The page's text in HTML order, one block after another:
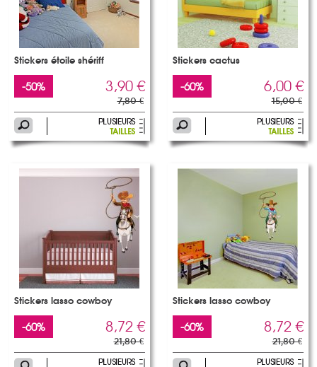
Stickers étoile shériff
-50% 3,90 €
7,80 €
Stickers cactus
-60% 6,00 €
15,00 €
Stickers lasso cowboy
-60% 8,72 €
21,80 €
Stickers lasso cowboy
-60% 8,72 €
21,80 €